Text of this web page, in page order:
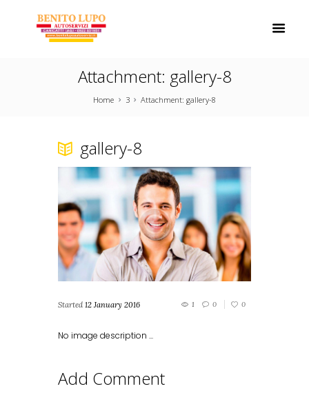
Attachment: gallery-8
Home 3 Attachment: gallery-8
gallery-8
Started 12 January 2016 1 0 0
No image description ...
Add Comment